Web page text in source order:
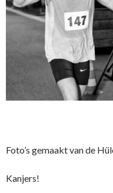
Foto’s gemaakt van de
Kanjers!